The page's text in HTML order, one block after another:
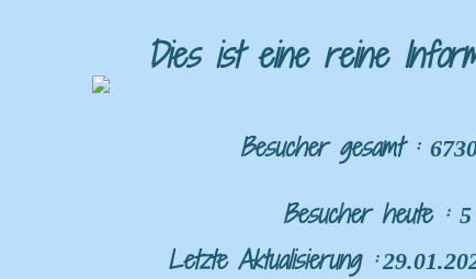
Dies ist eine reine
Besucher gesamt :
Besucher heute : 5
Letzte Aktualisierung :